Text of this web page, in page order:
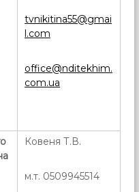
tvnikitina55@gmai
l.com
office@nditekhim.
com.ua
Ковеня Т.В.
м.т. 0509945514